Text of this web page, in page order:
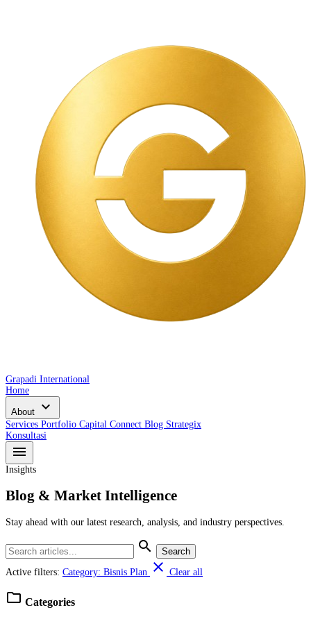
Grapadi International
Home
About expand_more
Services Portfolio Capital Connect Blog Strategix
Konsultasi
menu
Insights
Blog & Market Intelligence
Stay ahead with our latest research, analysis, and industry perspectives.
search
Search
Active filters: Category: Bisnis Plan close Clear all
folder Categories